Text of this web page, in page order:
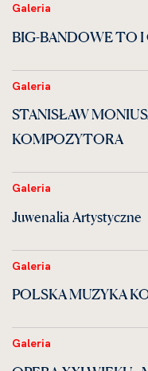
Galeria
BIG-BANDOWE TO I
Galeria
STANISŁAW
KOMPOZYTORA
Galeria
Juwenalia Artystyczne
Galeria
POLSKA MUZYKA
Galeria